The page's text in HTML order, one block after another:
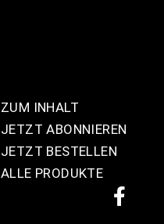
ZUM INHALT
JETZT ABONNIEREN
JETZT BESTELLEN
ALLE PRODUKTE